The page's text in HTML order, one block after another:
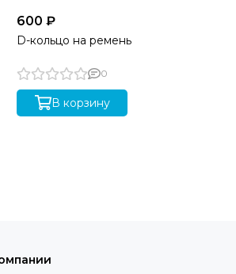
600 ₽
D-кольцо на ремень
0
В корзину